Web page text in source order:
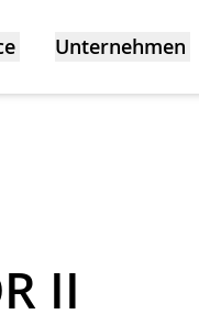
Unternehmen
II